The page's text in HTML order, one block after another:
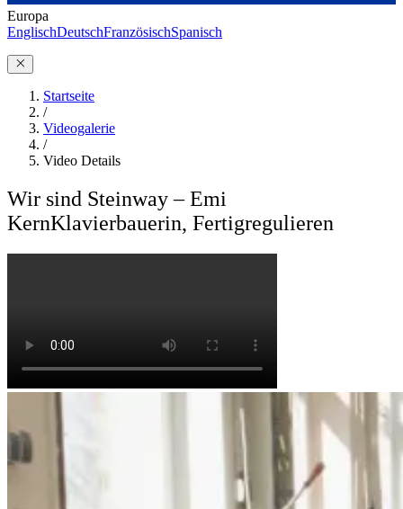
Europa
EnglischDeutschFranzösischSpanisch
Startseite
/
Videogalerie
/
Video Details
Wir sind Steinway – Emi
KernKlavierbauerin, Fertigregulieren